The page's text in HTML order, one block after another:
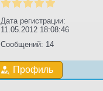
Дата регистрации:
11.05.2012 18:08:46
Сообщений: 14
Профиль